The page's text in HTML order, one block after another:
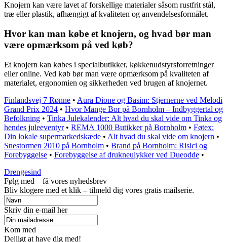
Knojern kan være lavet af forskellige materialer såsom rustfrit stål,
træ eller plastik, afhængigt af kvaliteten og anvendelsesformålet.
Hvor kan man købe et knojern, og hvad bør man
være opmærksom på ved køb?
Et knojern kan købes i specialbutikker, køkkenudstyrsforretninger
eller online. Ved køb bør man være opmærksom på kvaliteten af
materialet, ergonomien og sikkerheden ved brugen af knojernet.
Finlandsvej 7 Rønne • Aura Dione og Basim: Stjernerne ved Melodi
Grand Prix 2024 • Hvor Mange Bor på Bornholm – Indbyggertal og
Befolkning • Tinka Julekalender: Alt hvad du skal vide om Tinka og
hendes juleeventyr• REMA 1000 Butikker på Bornholm • Føtex:
Din lokale supermarkedskæde • Alt hvad du skal vide om knojern •
Snestormen 2010 på Bornholm • Brand på Bornholm: Risici og
Forebyggelse • Forebyggelse af drukneulykker ved Dueodde •
Drengesind
Følg med – få vores nyhedsbrev
Bliv klogere med et klik – tilmeld dig vores gratis mailserie.
Skriv din e-mail her
Kom med
Dejligt at have dig med!